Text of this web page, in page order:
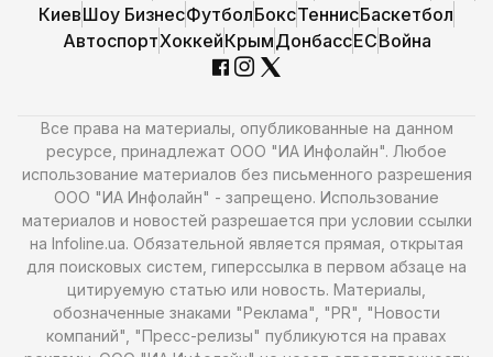
КиевШоу БизнесФутболБоксТеннисБаскетбол
АвтоспортХоккейКрымДонбассЕСВойна
Все права на материалы, опубликованные на данном
ресурсе, принадлежат ООО "ИА Инфолайн". Любое
использование материалов без письменного разрешения
ООО "ИА Инфолайн" - запрещено. Использование
материалов и новостей разрешается при условии ссылки
на Infoline.ua. Обязательной является прямая, открытая
для поисковых систем, гиперссылка в первом абзаце на
цитируемую статью или новость. Материалы,
обозначенные знаками "Реклама", "PR", "Новости
компаний", "Пресс-релизы" публикуются на правах